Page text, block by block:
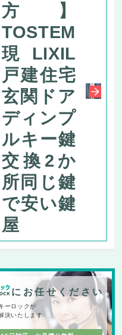
方】
TOSTEM
現LIXIL
戸建住宅
玄関ドア
ディンプ
ルキー鍵
交換2か
所同じ鍵
で安い鍵
屋
にお任せください
ーロックが
決いたします